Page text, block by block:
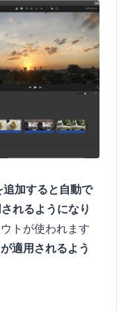
加すると自動で
れるようになり
トが使われます
適用されるよう